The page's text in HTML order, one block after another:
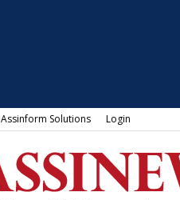
Assinform Solutions Login